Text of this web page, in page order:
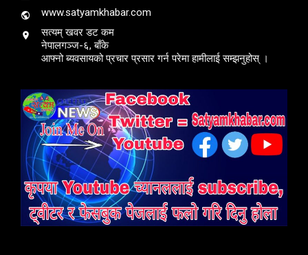
www.satyamkhabar.com
सत्यम् खवर डट कम
नेपालगञ्ज-६, बाँके
आफ्नो ब्यवसायको प्रचार प्रसार गर्न परेमा हामीलाई सम्झनुहोस् ।